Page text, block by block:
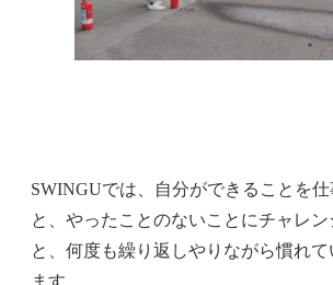
SWINGUでは、自分ができることを仕
と、やったことのないことにチャレン
と、何度も繰り返しやりながら慣れて